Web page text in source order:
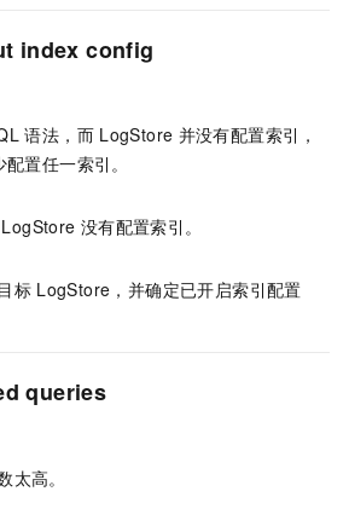
index config
语法，而 LogStore 并没有配置索引，
置任一索引。
LogStore 没有配置索引。
标 LogStore，并确定已开启索引配置
queries
太高。